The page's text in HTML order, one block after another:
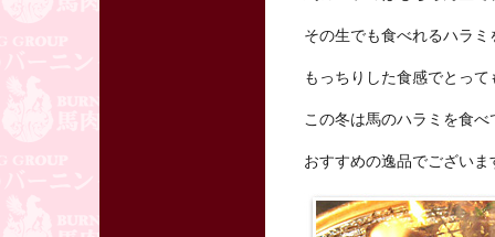
その生でも食べれるハラ
もっちりした食感でとっ
この冬は馬のハラミを食
おすすめの逸品でございま